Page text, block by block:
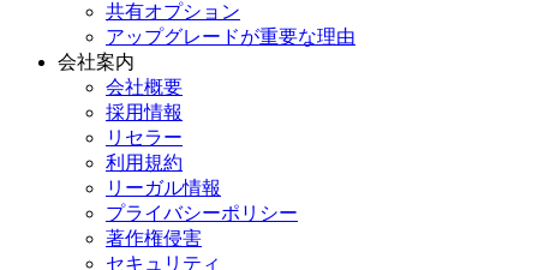
共有オプション
アップグレードが重要な理由
会社案内
会社概要
採用情報
リセラー
利用規約
リーガル情報
プライバシーポリシー
著作権侵害
セキュリティ